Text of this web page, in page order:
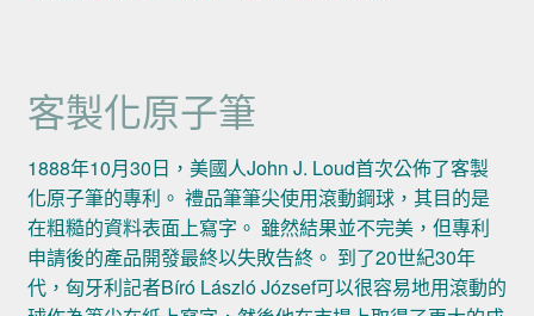
客製化原子筆
1888年10月30日，美國人John J. Loud首次公佈了客製
化原子筆的專利。 禮品筆筆尖使用滾動鋼球，其目的是
在粗糙的資料表面上寫字。 雖然結果並不完美，但專利
申請後的產品開發最終以失敗告終。 到了20世紀30年
代，匈牙利記者Bíró László József可以很容易地用滾動的